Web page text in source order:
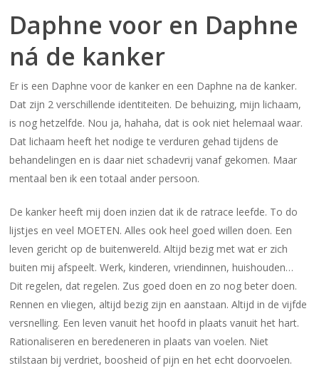
Daphne voor en Daphne
ná de kanker
Er is een Daphne voor de kanker en een Daphne na de kanker.
Dat zijn 2 verschillende identiteiten. De behuizing, mijn lichaam,
is nog hetzelfde. Nou ja, hahaha, dat is ook niet helemaal waar.
Dat lichaam heeft het nodige te verduren gehad tijdens de
behandelingen en is daar niet schadevrij vanaf gekomen. Maar
mentaal ben ik een totaal ander persoon.
De kanker heeft mij doen inzien dat ik de ratrace leefde. To do
lijstjes en veel MOETEN. Alles ook heel goed willen doen. Een
leven gericht op de buitenwereld. Altijd bezig met wat er zich
buiten mij afspeelt. Werk, kinderen, vriendinnen, huishouden…
Dit regelen, dat regelen. Zus goed doen en zo nog beter doen.
Rennen en vliegen, altijd bezig zijn en aanstaan. Altijd in de vijfde
versnelling. Een leven vanuit het hoofd in plaats vanuit het hart.
Rationaliseren en beredeneren in plaats van voelen. Niet
stilstaan bij verdriet, boosheid of pijn en het echt doorvoelen.